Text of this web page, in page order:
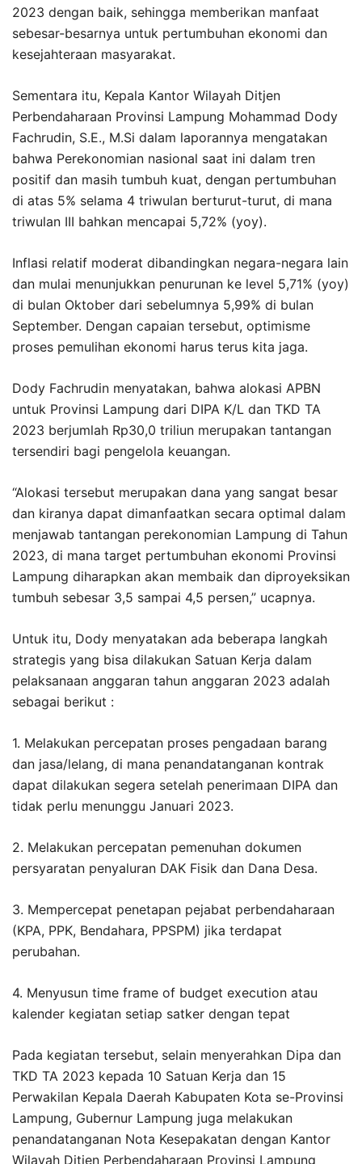
2023 dengan baik, sehingga memberikan manfaat
sebesar-besarnya untuk pertumbuhan ekonomi dan
kesejahteraan masyarakat.
Sementara itu, Kepala Kantor Wilayah Ditjen
Perbendaharaan Provinsi Lampung Mohammad Dody
Fachrudin, S.E., M.Si dalam laporannya mengatakan
bahwa Perekonomian nasional saat ini dalam tren
positif dan masih tumbuh kuat, dengan pertumbuhan
di atas 5% selama 4 triwulan berturut-turut, di mana
triwulan III bahkan mencapai 5,72% (yoy).
Inflasi relatif moderat dibandingkan negara-negara lain
dan mulai menunjukkan penurunan ke level 5,71% (yoy)
di bulan Oktober dari sebelumnya 5,99% di bulan
September. Dengan capaian tersebut, optimisme
proses pemulihan ekonomi harus terus kita jaga.
Dody Fachrudin menyatakan, bahwa alokasi APBN
untuk Provinsi Lampung dari DIPA K/L dan TKD TA
2023 berjumlah Rp30,0 triliun merupakan tantangan
tersendiri bagi pengelola keuangan.
“Alokasi tersebut merupakan dana yang sangat besar
dan kiranya dapat dimanfaatkan secara optimal dalam
menjawab tantangan perekonomian Lampung di Tahun
2023, di mana target pertumbuhan ekonomi Provinsi
Lampung diharapkan akan membaik dan diproyeksikan
tumbuh sebesar 3,5 sampai 4,5 persen,” ucapnya.
Untuk itu, Dody menyatakan ada beberapa langkah
strategis yang bisa dilakukan Satuan Kerja dalam
pelaksanaan anggaran tahun anggaran 2023 adalah
sebagai berikut :
1. Melakukan percepatan proses pengadaan barang
dan jasa/lelang, di mana penandatanganan kontrak
dapat dilakukan segera setelah penerimaan DIPA dan
tidak perlu menunggu Januari 2023.
2. Melakukan percepatan pemenuhan dokumen
persyaratan penyaluran DAK Fisik dan Dana Desa.
3. Mempercepat penetapan pejabat perbendaharaan
(KPA, PPK, Bendahara, PPSPM) jika terdapat
perubahan.
4. Menyusun time frame of budget execution atau
kalender kegiatan setiap satker dengan tepat
Pada kegiatan tersebut, selain menyerahkan Dipa dan
TKD TA 2023 kepada 10 Satuan Kerja dan 15
Perwakilan Kepala Daerah Kabupaten Kota se-Provinsi
Lampung, Gubernur Lampung juga melakukan
penandatanganan Nota Kesepakatan dengan Kantor
Wilayah Ditjen Perbendaharaan Provinsi Lampung